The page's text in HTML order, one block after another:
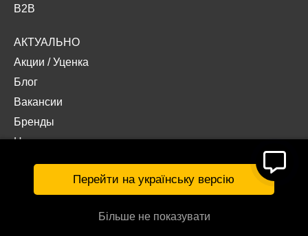
B2B
АКТУАЛЬНО
Акции /Уценка
Блог
Вакансии
Бренды
Наши проекты
Документы
© Интернет-магазин «Acropolis» 2026
Перейти на українську версію
Більше не показувати